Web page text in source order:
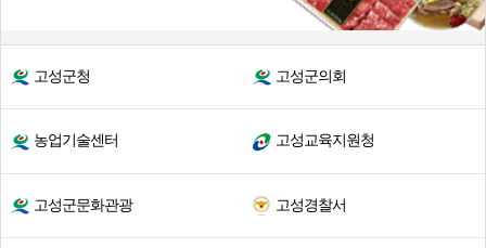
고성군청 고성군의회
농업기술센터 고성교육지원청
고성군문화관광 고성경찰서